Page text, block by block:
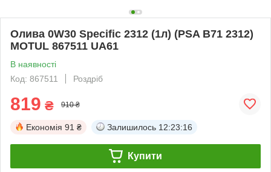
Олива 0W30 Specific 2312 (1л) (PSA B71 2312)
MOTUL 867511 UA61
В наявності
Код: 867511
Роздріб
819 ₴ 910 ₴
Економія 91 ₴ Залишилось 12:23:16
Купити